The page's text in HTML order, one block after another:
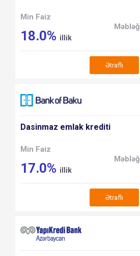
Min Faiz
18.0% illik
Məbləğ
Ətraflı
Dasinmaz emlak krediti
Min Faiz
17.0% illik
Məbləğ
Ətraflı